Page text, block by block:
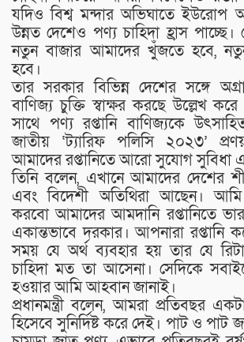
যদিও বিশ্ব মন্দার অভিঘাতে ইউরোপ
উন্নত দেশেও পণ্য চাহিদা হ্রাস পাচ্ছে।
নতুন বাজার আমাদের খুঁজতে হবে,
হবে।
তার সরকার বিভিন্ন দেশের সঙ্গে
বাণিজ্য চুক্তি স্বাক্ষর করছে উল্লেখ
সাথে পণ্য রপ্তানি বাণিজ্যকে
জাতীয় ‘ট্যারিফ পলিসি ২০২৩’
আমাদের রপ্তানিতে আরো সুযোগ সুবিধা
তিনি বলেন, এখানে আমাদের দেশের
এবং বিদেশী অতিথিরা আছেন।
করবো আমাদের আমদানি রপ্তানিতে
একান্তভাবে দরকার। আপনারা রপ্তানি
সময় যে অর্থ ব্যবহার হয় তার যে
চাহিদা মত তা আসেনা। সেদিকে
হওয়ার আমি আহবান জানাই।
প্রধানমন্ত্রী বলেন, আমরা প্রতিবছর
হিসেবে সুনির্দিষ্ট করে দেই। পাট ও পাট